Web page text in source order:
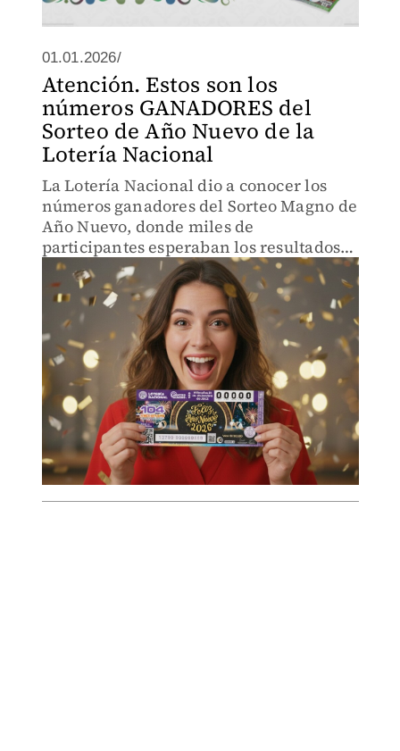
01.01.2026/
Atención. Estos son los
números GANADORES del
Sorteo de Año Nuevo de la
Lotería Nacional
La Lotería Nacional dio a conocer los
números ganadores del Sorteo Magno de
Año Nuevo, donde miles de
participantes esperaban los resultados
para saber si su billete resultó premiado.